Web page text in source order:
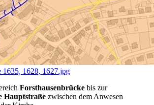
1628, 1627.jpg
Forsthausenbrücke bis zur
Hauptstraße zwischen dem Anwesen